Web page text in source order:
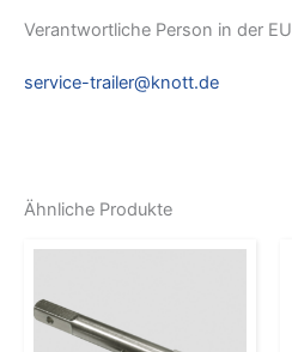
Verantwortliche Person in der EU
service-trailer@knott.de
Ähnliche Produkte